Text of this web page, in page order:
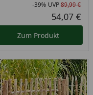
ProzentPreis
-39% UVP89,99 €
54,07 €
Zum Produkt